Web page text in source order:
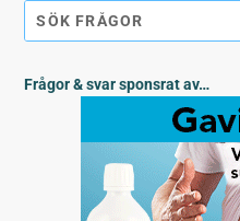
Frågor & svar sponsrat av…